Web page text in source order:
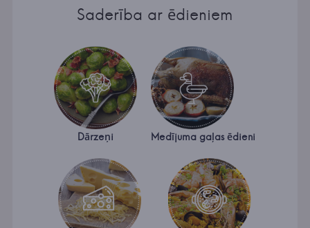
Saderība ar ēdieniem
Dārzeņi Medījuma gaļas ēdieni